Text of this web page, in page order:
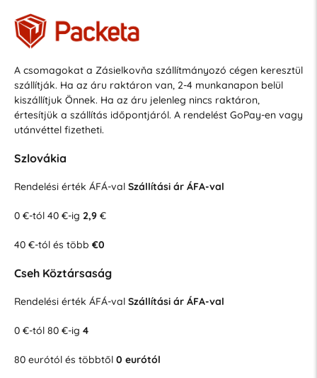
A csomagokat a Zásielkovňa szállítmányozó cégen keresztül
szállítják. Ha az áru raktáron van, 2-4 munkanapon belül
kiszállítjuk Önnek. Ha az áru jelenleg nincs raktáron,
értesítjük a szállítás időpontjáról. A rendelést GoPay-en vagy
utánvéttel fizetheti.
Szlovákia
Rendelési érték ÁFÁ-val Szállítási ár ÁFA-val
0 €-tól 40 €-ig 2,9€
40 €-tól és több €0
Cseh Köztársaság
Rendelési érték ÁFÁ-val Szállítási ár ÁFA-val
0 €-tól 80 €-ig 4
80 eurótól és többtől 0 eurótól